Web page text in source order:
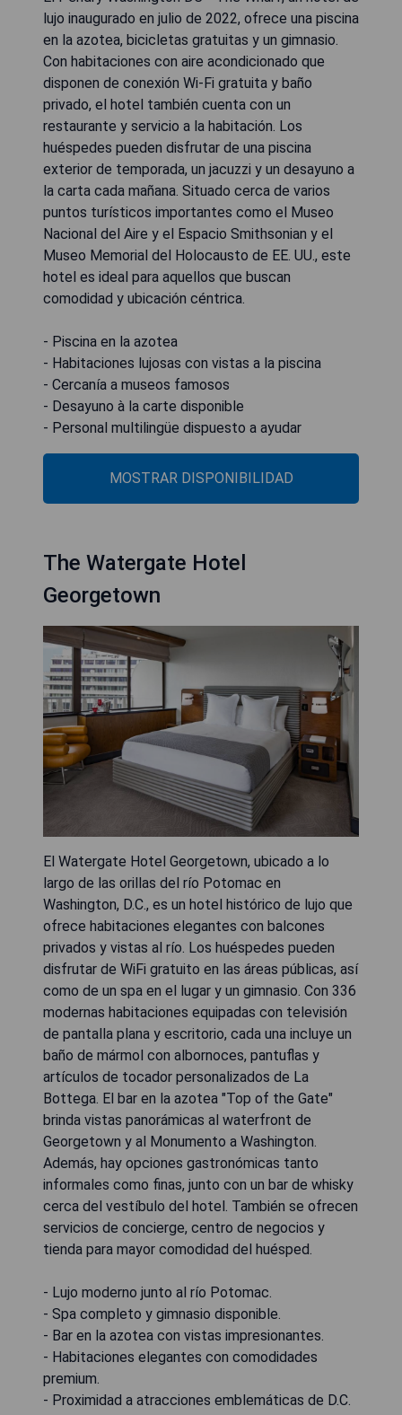
lujo inaugurado en julio de 2022, ofrece una piscina
en la azotea, bicicletas gratuitas y un gimnasio.
Con habitaciones con aire acondicionado que
disponen de conexión Wi-Fi gratuita y baño
privado, el hotel también cuenta con un
restaurante y servicio a la habitación. Los
huéspedes pueden disfrutar de una piscina
exterior de temporada, un jacuzzi y un desayuno a
la carta cada mañana. Situado cerca de varios
puntos turísticos importantes como el Museo
Nacional del Aire y el Espacio Smithsonian y el
Museo Memorial del Holocausto de EE. UU., este
hotel es ideal para aquellos que buscan
comodidad y ubicación céntrica.
- Piscina en la azotea
- Habitaciones lujosas con vistas a la piscina
- Cercanía a museos famosos
- Desayuno à la carte disponible
- Personal multilingüe dispuesto a ayudar
MOSTRAR DISPONIBILIDAD
The Watergate Hotel
Georgetown
El Watergate Hotel Georgetown, ubicado a lo
largo de las orillas del río Potomac en
Washington, D.C., es un hotel histórico de lujo que
ofrece habitaciones elegantes con balcones
privados y vistas al río. Los huéspedes pueden
disfrutar de WiFi gratuito en las áreas públicas, así
como de un spa en el lugar y un gimnasio. Con 336
modernas habitaciones equipadas con televisión
de pantalla plana y escritorio, cada una incluye un
baño de mármol con albornoces, pantuflas y
artículos de tocador personalizados de La
Bottega. El bar en la azotea "Top of the Gate"
brinda vistas panorámicas al waterfront de
Georgetown y al Monumento a Washington.
Además, hay opciones gastronómicas tanto
informales como finas, junto con un bar de whisky
cerca del vestíbulo del hotel. También se ofrecen
servicios de concierge, centro de negocios y
tienda para mayor comodidad del huésped.
- Lujo moderno junto al río Potomac.
- Spa completo y gimnasio disponible.
- Bar en la azotea con vistas impresionantes.
- Habitaciones elegantes con comodidades
premium.
- Proximidad a atracciones emblemáticas de D.C.